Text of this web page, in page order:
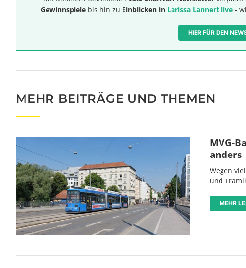
Gewinnspiele bis hin zu Einblicken in Larissa Lannert live -
HIER FÜR DEN
MEHR BEITRÄGE UND THEMEN
MVG-
anders
Wegen
und
MEHR